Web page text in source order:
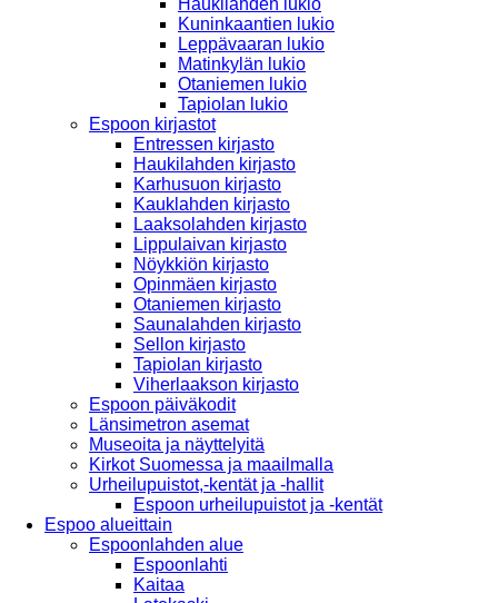
Kuninkaantien lukio
Leppävaaran lukio
Matinkylän lukio
Otaniemen lukio
Tapiolan lukio
Espoon kirjastot
Entressen kirjasto
Haukilahden kirjasto
Karhusuon kirjasto
Kauklahden kirjasto
Laaksolahden kirjasto
Lippulaivan kirjasto
Nöykkiön kirjasto
Opinmäen kirjasto
Otaniemen kirjasto
Saunalahden kirjasto
Sellon kirjasto
Tapiolan kirjasto
Viherlaakson kirjasto
Espoon päiväkodit
Länsimetron asemat
Museoita ja näyttelyitä
Kirkot Suomessa ja maailmalla
Urheilupuistot,-kentät ja -hallit
Espoon urheilupuistot ja -kentät
Espoo alueittain
Espoonlahden alue
Espoonlahti
Kaitaa